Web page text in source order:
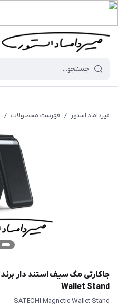
میرداماد استور / فهرست محصولات /
Wallet Stand
SATECHI Magnetic Wallet Stand